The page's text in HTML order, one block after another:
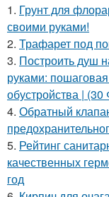
1. Грунт для
своими руками!
2. Трафарет под
3. Построить душ
руками:
обустройства |
4. Обратный
5. Рейтинг
качественных
год